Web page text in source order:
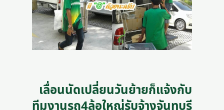
เลื่อนนัดเปลี่ยนวันย้ายก็แจ้งกับ
ทีมงานรถ4ล้อใหญ่รับจ้างจันทบุรี